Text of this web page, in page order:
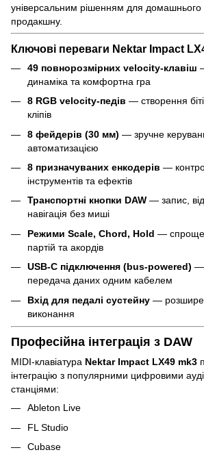
універсальним рішенням для домашнього
продакшну.
Ключові переваги Nektar Impact
49 повнорозмірних velocity-клавіш
динаміка та комфортна гра
8 RGB velocity-педів — створення
кліпів
8 фейдерів (30 мм) — зручне
автоматизацією
8 призначуваних енкодерів —
інструментів та ефектів
Транспортні кнопки DAW — запис,
навігація без миші
Режими Scale, Chord, Hold —
партій та акордів
USB-C підключення (bus-powered) —
передача даних одним кабелем
Вхід для педалі сустейну —
виконання
Професійна інтеграція з DAW
MIDI-клавіатура Nektar Impact LX49 mk3
інтеграцію з популярними цифровими
станціями:
Ableton Live
FL Studio
Cubase